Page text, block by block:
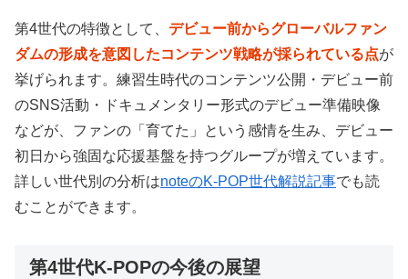
第4世代の特徴として、 デビュー前からグローバルファン
ダムの形成を意図したコンテンツ戦略が採られている点が
挙げられます。練習生時代のコンテンツ公開・デビュー前
のSNS活動・ドキュメンタリー形式のデビュー準備映像
などが、ファンの「育てた」という感情を生み、デビュー
初日から強固な応援基盤を持つグループが増えています。
詳しい世代別の分析はnoteのK-POP世代解説記事でも読
むことができます。
第4世代K-POPの今後の展望